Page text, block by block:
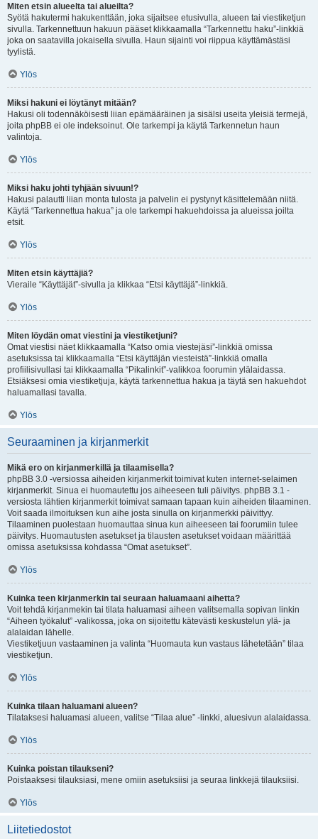
Miten etsin alueelta tai alueilta?
Syötä hakutermi hakukenttään, joka sijaitsee etusivulla, alueen tai viestiketjun
sivulla. Tarkennettuun hakuun pääset klikkaamalla “Tarkennettu haku”-linkkiä
joka on saatavilla jokaisella sivulla. Haun sijainti voi riippua käyttämästäsi
tyylistä.
Ylös
Miksi hakuni ei löytänyt mitään?
Hakusi oli todennäköisesti liian epämääräinen ja sisälsi useita yleisiä termejä,
joita phpBB ei ole indeksoinut. Ole tarkempi ja käytä Tarkennetun haun
valintoja.
Ylös
Miksi haku johti tyhjään sivuun!?
Hakusi palautti liian monta tulosta ja palvelin ei pystynyt käsittelemään niitä.
Käytä “Tarkennettua hakua” ja ole tarkempi hakuehdoissa ja alueissa joilta
etsit.
Ylös
Miten etsin käyttäjiä?
Vieraile “Käyttäjät”-sivulla ja klikkaa “Etsi käyttäjä”-linkkiä.
Ylös
Miten löydän omat viestini ja viestiketjuni?
Omat viestisi näet klikkaamalla “Katso omia viestejäsi”-linkkiä omissa
asetuksissa tai klikkaamalla “Etsi käyttäjän viesteistä”-linkkiä omalla
profiilisivullasi tai klikkaamalla “Pikalinkit”-valikkoa foorumin ylälaidassa.
Etsiäksesi omia viestiketjuja, käytä tarkennettua hakua ja täytä sen hakuehdot
haluamallasi tavalla.
Ylös
Seuraaminen ja kirjanmerkit
Mikä ero on kirjanmerkillä ja tilaamisella?
phpBB 3.0 -versiossa aiheiden kirjanmerkit toimivat kuten internet-selaimen
kirjanmerkit. Sinua ei huomautettu jos aiheeseen tuli päivitys. phpBB 3.1 -
versiosta lähtien kirjanmerkit toimivat samaan tapaan kuin aiheiden tilaaminen.
Voit saada ilmoituksen kun aihe josta sinulla on kirjanmerkki päivittyy.
Tilaaminen puolestaan huomauttaa sinua kun aiheeseen tai foorumiin tulee
päivitys. Huomautusten asetukset ja tilausten asetukset voidaan määrittää
omissa asetuksissa kohdassa “Omat asetukset”.
Ylös
Kuinka teen kirjanmerkin tai seuraan haluamaani aihetta?
Voit tehdä kirjanmekin tai tilata haluamasi aiheen valitsemalla sopivan linkin
“Aiheen työkalut” -valikossa, joka on sijoitettu kätevästi keskustelun ylä- ja
alalaidan lähelle.
Viestiketjuun vastaaminen ja valinta “Huomauta kun vastaus lähetetään” tilaa
viestiketjun.
Ylös
Kuinka tilaan haluamani alueen?
Tilataksesi haluamasi alueen, valitse “Tilaa alue” -linkki, aluesivun alalaidassa.
Ylös
Kuinka poistan tilaukseni?
Poistaaksesi tilauksiasi, mene omiin asetuksiisi ja seuraa linkkejä tilauksiisi.
Ylös
Liitetiedostot